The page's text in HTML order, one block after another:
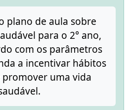
plano de aula sobre
para o 2° ano,
com os parâmetros
a incentivar hábitos
promover uma vida